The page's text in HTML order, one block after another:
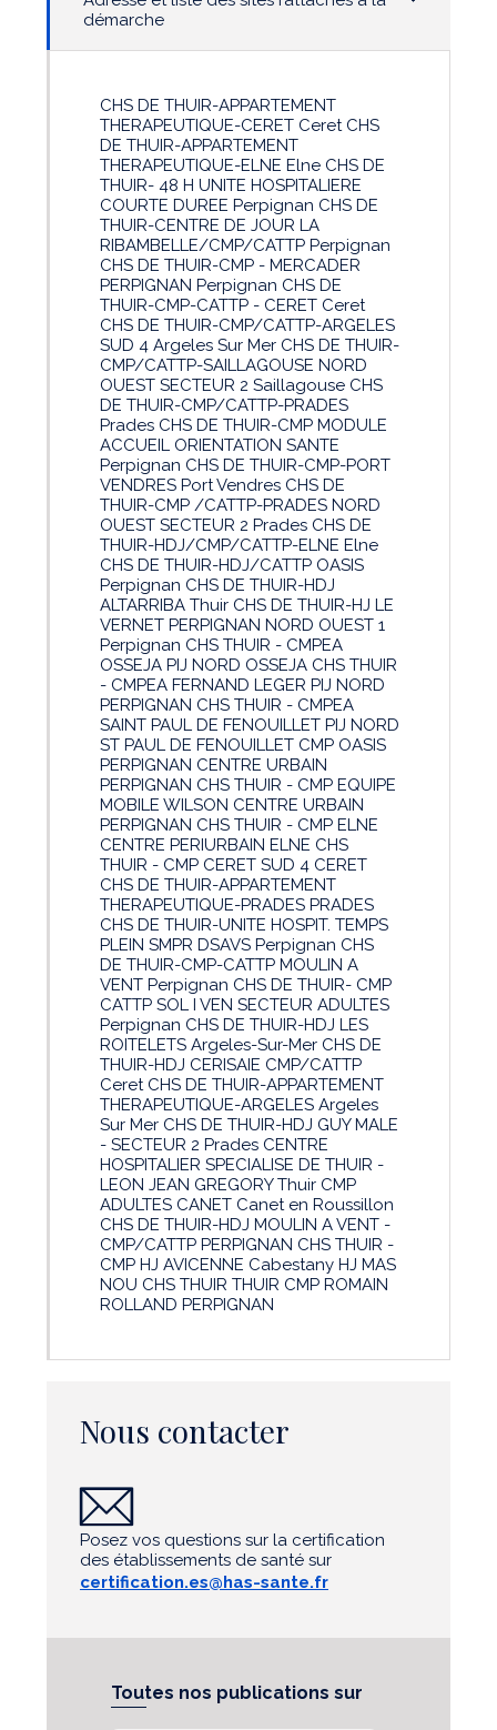
démarche
CHS DE THUIR-APPARTEMENT
THERAPEUTIQUE-CERET Ceret CHS
DE THUIR-APPARTEMENT
THERAPEUTIQUE-ELNE Elne CHS DE
THUIR- 48 H UNITE HOSPITALIERE
COURTE DUREE Perpignan CHS DE
THUIR-CENTRE DE JOUR LA
RIBAMBELLE/CMP/CATTP Perpignan
CHS DE THUIR-CMP - MERCADER
PERPIGNAN Perpignan CHS DE
THUIR-CMP-CATTP - CERET Ceret
CHS DE THUIR-CMP/CATTP-ARGELES
SUD 4 Argeles Sur Mer CHS DE THUIR-
CMP/CATTP-SAILLAGOUSE NORD
OUEST SECTEUR 2 Saillagouse CHS
DE THUIR-CMP/CATTP-PRADES
Prades CHS DE THUIR-CMP MODULE
ACCUEIL ORIENTATION SANTE
Perpignan CHS DE THUIR-CMP-PORT
VENDRES Port Vendres CHS DE
THUIR-CMP /CATTP-PRADES NORD
OUEST SECTEUR 2 Prades CHS DE
THUIR-HDJ/CMP/CATTP-ELNE Elne
CHS DE THUIR-HDJ/CATTP OASIS
Perpignan CHS DE THUIR-HDJ
ALTARRIBA Thuir CHS DE THUIR-HJ LE
VERNET PERPIGNAN NORD OUEST 1
Perpignan CHS THUIR - CMPEA
OSSEJA PIJ NORD OSSEJA CHS THUIR
- CMPEA FERNAND LEGER PIJ NORD
PERPIGNAN CHS THUIR - CMPEA
SAINT PAUL DE FENOUILLET PIJ NORD
ST PAUL DE FENOUILLET CMP OASIS
PERPIGNAN CENTRE URBAIN
PERPIGNAN CHS THUIR - CMP EQUIPE
MOBILE WILSON CENTRE URBAIN
PERPIGNAN CHS THUIR - CMP ELNE
CENTRE PERIURBAIN ELNE CHS
THUIR - CMP CERET SUD 4 CERET
CHS DE THUIR-APPARTEMENT
THERAPEUTIQUE-PRADES PRADES
CHS DE THUIR-UNITE HOSPIT. TEMPS
PLEIN SMPR DSAVS Perpignan CHS
DE THUIR-CMP-CATTP MOULIN A
VENT Perpignan CHS DE THUIR- CMP
CATTP SOL I VEN SECTEUR ADULTES
Perpignan CHS DE THUIR-HDJ LES
ROITELETS Argeles-Sur-Mer CHS DE
THUIR-HDJ CERISAIE CMP/CATTP
Ceret CHS DE THUIR-APPARTEMENT
THERAPEUTIQUE-ARGELES Argeles
Sur Mer CHS DE THUIR-HDJ GUY MALE
- SECTEUR 2 Prades CENTRE
HOSPITALIER SPECIALISE DE THUIR -
LEON JEAN GREGORY Thuir CMP
ADULTES CANET Canet en Roussillon
CHS DE THUIR-HDJ MOULIN A VENT -
CMP/CATTP PERPIGNAN CHS THUIR -
CMP HJ AVICENNE Cabestany HJ MAS
NOU CHS THUIR THUIR CMP ROMAIN
ROLLAND PERPIGNAN
Nous contacter
Posez vos questions sur la certification
des établissements de santé sur
certification.es@has-sante.fr
Toutes nos publications sur